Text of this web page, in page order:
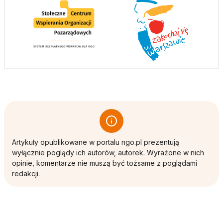
Artykuły opublikowane w portalu ngo.pl prezentują
wyłącznie poglądy ich autorów, autorek. Wyrażone w nich
opinie, komentarze nie muszą być tożsame z poglądami
redakcji.